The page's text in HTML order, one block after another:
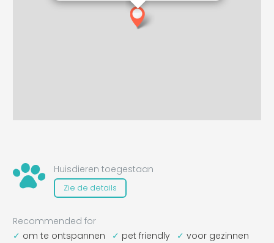
Huisdieren toegestaan
Zie de details
Recommended for
om te ontspannen
pet friendly
voor gezinnen